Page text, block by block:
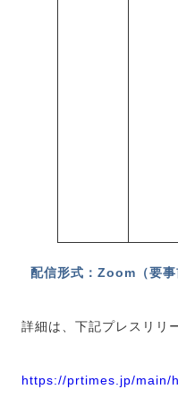
配信形式：Zoom（要事
詳細は、下記プレスリリ
https://prtimes.jp/main/